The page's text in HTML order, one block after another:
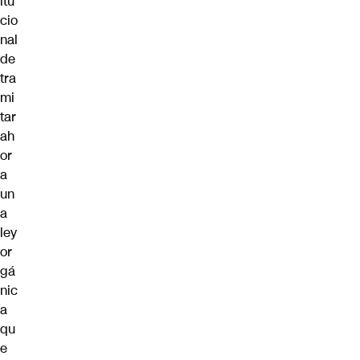
cio
nal
de
tra
mi
tar
ah
or
a
un
a
ley
or
gá
nic
a
qu
e